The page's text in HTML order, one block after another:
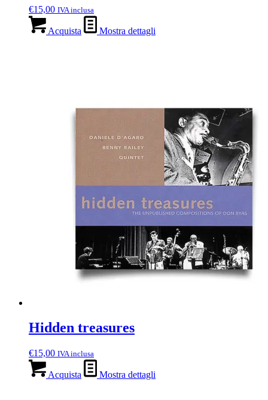
€15,00 IVA inclusa
Acquista Mostra dettagli
Hidden treasures
€15,00 IVA inclusa
Acquista Mostra dettagli